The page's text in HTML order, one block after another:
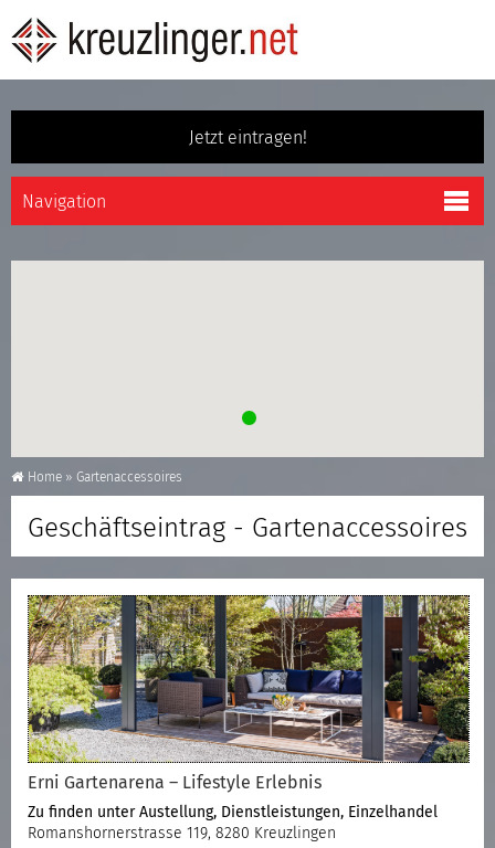
Jetzt eintragen!
Home » Gartenaccessoires
Geschäftseintrag - Gartenaccessoires
Erni Gartenarena – Lifestyle Erlebnis
Zu finden unter Austellung, Dienstleistungen, Einzelhandel
Romanshornerstrasse 119, 8280 Kreuzlingen